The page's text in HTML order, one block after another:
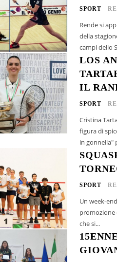
SPORT
Rende si
della
campi dello
LOS
IL
SPORT
Cristina
figura di
in gonnella"
SPORT
Un week-
promozione del territorio
che si...